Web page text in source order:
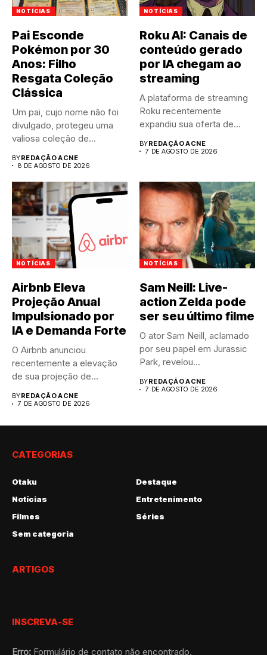
NOTÍCIAS
Pai Esconde
Pokémon por 30
Anos: Filho
Resgata Coleção
Clássica
Um pai, cujo nome não foi
divulgado, protegeu uma
valiosa coleção de...
BYREDAÇÃO ACNE
8 DE AGOSTO DE 2026
NOTÍCIAS
Roku AI: Canais de
conteúdo gerado
por IA chegam ao
streaming
A plataforma de streaming
Roku recentemente
expandiu sua oferta de
canais FAST,...
BYREDAÇÃO ACNE
7 DE AGOSTO DE 2026
NOTÍCIAS
Airbnb Eleva
Projeção Anual
Impulsionado por
IA e Demanda Forte
O Airbnb anunciou
recentemente a elevação
de sua projeção de
resultados anuais....
BYREDAÇÃO ACNE
7 DE AGOSTO DE 2026
NOTÍCIAS
Sam Neill: Live-
action Zelda pode
ser seu último filme
O ator Sam Neill, aclamado
por seu papel em Jurassic
Park, revelou...
BYREDAÇÃO ACNE
7 DE AGOSTO DE 2026
CATEGORIAS
Otaku
Destaque
Notícias
Entretenimento
Filmes
Séries
Sem categoria
ARTIGOS
INSCREVA-SE
Erro: Formulário de contato não encontrado.